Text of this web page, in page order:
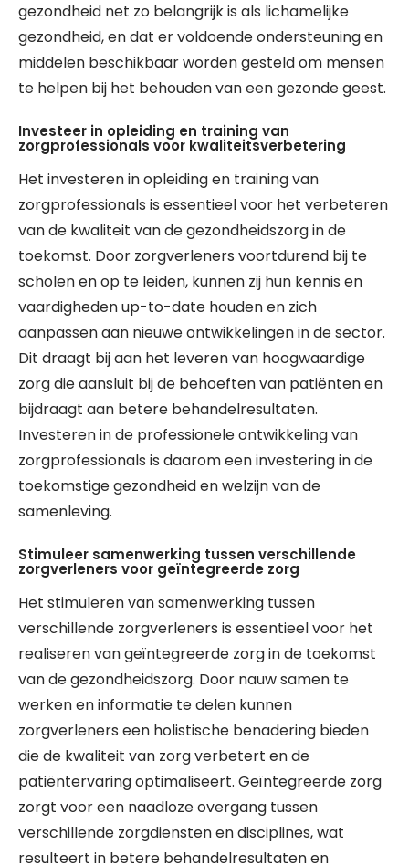
gezondheid net zo belangrijk is als lichamelijke
gezondheid, en dat er voldoende ondersteuning en
middelen beschikbaar worden gesteld om mensen
te helpen bij het behouden van een gezonde geest.
Investeer in opleiding en training van
zorgprofessionals voor kwaliteitsverbetering
Het investeren in opleiding en training van
zorgprofessionals is essentieel voor het verbeteren
van de kwaliteit van de gezondheidszorg in de
toekomst. Door zorgverleners voortdurend bij te
scholen en op te leiden, kunnen zij hun kennis en
vaardigheden up-to-date houden en zich
aanpassen aan nieuwe ontwikkelingen in de sector.
Dit draagt bij aan het leveren van hoogwaardige
zorg die aansluit bij de behoeften van patiënten en
bijdraagt aan betere behandelresultaten.
Investeren in de professionele ontwikkeling van
zorgprofessionals is daarom een investering in de
toekomstige gezondheid en welzijn van de
samenleving.
Stimuleer samenwerking tussen verschillende
zorgverleners voor geïntegreerde zorg
Het stimuleren van samenwerking tussen
verschillende zorgverleners is essentieel voor het
realiseren van geïntegreerde zorg in de toekomst
van de gezondheidszorg. Door nauw samen te
werken en informatie te delen kunnen
zorgverleners een holistische benadering bieden
die de kwaliteit van zorg verbetert en de
patiëntervaring optimaliseert. Geïntegreerde zorg
zorgt voor een naadloze overgang tussen
verschillende zorgdiensten en disciplines, wat
resulteert in betere behandelresultaten en